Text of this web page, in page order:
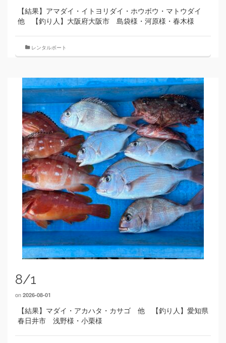
【結果】アマダイ・イトヨリダイ・ホウボウ・マトウダイ
他 【釣り人】大阪府大阪市 島袋様・河原様・春木様
レンタルボート
8/1
on 2026-08-01
【結果】マダイ・アカハタ・カサゴ 他 【釣り人】愛知県
春日井市 浅野様・小栗様